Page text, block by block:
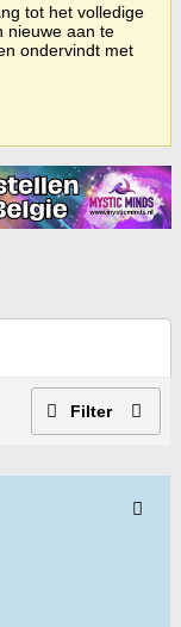
tot het volledige
nieuwe aan te
ondervindt met
Filter